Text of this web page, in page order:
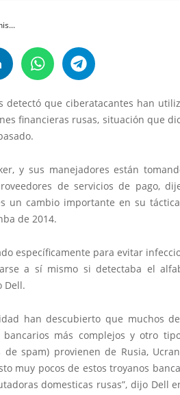
detectó que ciberatacantes han
financieras rusas, situación que
y sus manejadores están
de servicios de pago,
un cambio importante en su
de 2014.
específicamente para evitar
a sí mismo si detectaba el
Dell.
han descubierto que muchos
más complejos y otro
spam) provienen de Rusia,
muy pocos de estos troyanos
domesticas rusas”, dijo Dell